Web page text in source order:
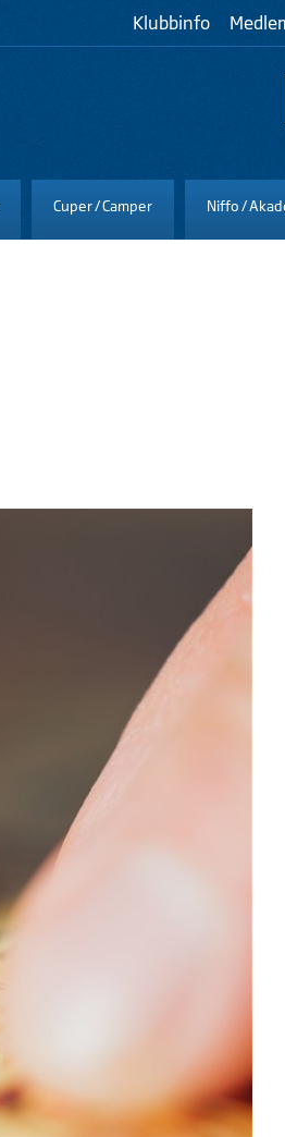
Klubbinfo
Cuper / Camper Niffo /